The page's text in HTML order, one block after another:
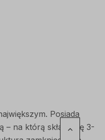
Posiada
na którą składa się 3-